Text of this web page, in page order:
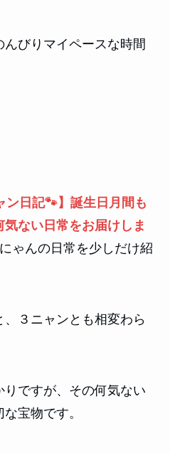
んびりマイペースな時間
ン日記🐾】誕生日月間も
ない日常をお届けしま
ゃんの日常を少しだけ紹
３ニャンとも相変わら
ですが、その何気ない
宝物です。